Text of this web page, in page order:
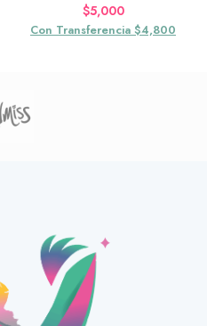
$5,000
Con Transferencia $4,800